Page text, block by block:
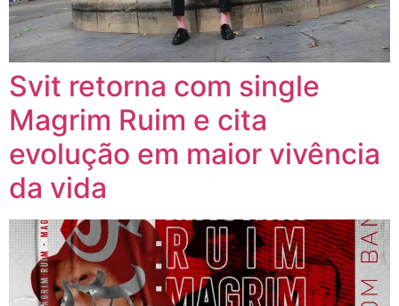
Svit retorna com single
Magrim Ruim e cita
evolução em maior vivência
da vida